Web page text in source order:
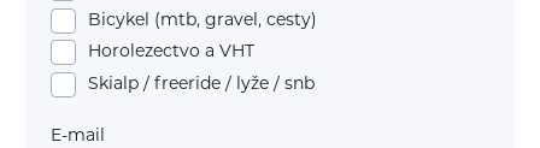
Bicykel (mtb, gravel, cesty)
Horolezectvo a VHT
Skialp / freeride / lyže / snb
E-mail